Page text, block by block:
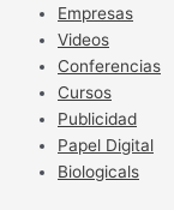
Empresas
Videos
Conferencias
Cursos
Publicidad
Papel Digital
Biologicals